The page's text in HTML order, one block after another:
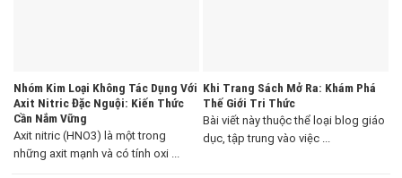
Nhóm Kim Loại Không Tác Dụng Với
Axit Nitric Đặc Nguội: Kiến Thức
Cần Nắm Vững
Axit nitric (HNO3) là một trong
những axit mạnh và có tính oxi ...
Khi Trang Sách Mở Ra: Khám Phá
Thế Giới Tri Thức
Bài viết này thuộc thể loại blog giáo
dục, tập trung vào việc ...